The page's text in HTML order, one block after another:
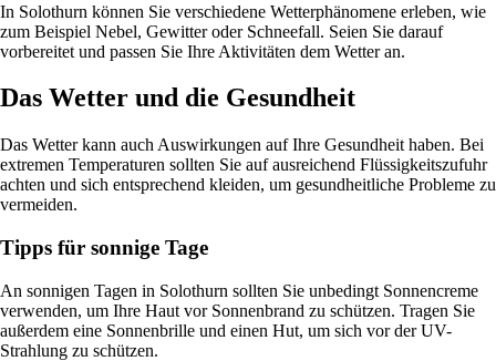
In Solothurn können Sie verschiedene Wetterphänomene erleben, wie
zum Beispiel Nebel, Gewitter oder Schneefall. Seien Sie darauf
vorbereitet und passen Sie Ihre Aktivitäten dem Wetter an.
Das Wetter und die Gesundheit
Das Wetter kann auch Auswirkungen auf Ihre Gesundheit haben. Bei
extremen Temperaturen sollten Sie auf ausreichend Flüssigkeitszufuhr
achten und sich entsprechend kleiden, um gesundheitliche Probleme zu
vermeiden.
Tipps für sonnige Tage
An sonnigen Tagen in Solothurn sollten Sie unbedingt Sonnencreme
verwenden, um Ihre Haut vor Sonnenbrand zu schützen. Tragen Sie
außerdem eine Sonnenbrille und einen Hut, um sich vor der UV-
Strahlung zu schützen.